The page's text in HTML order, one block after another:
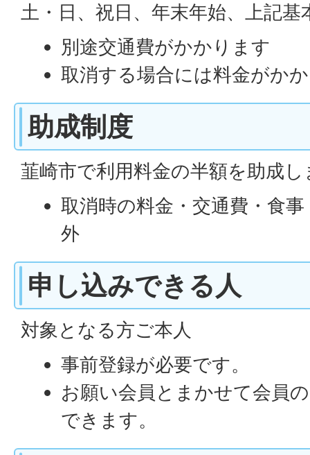
土・日、祝日、年末年始、上記
別途交通費がかかります
取消する場合には料金がか
助成制度
韮崎市で利用料金の半額を助成し
取消時の料金・交通費・食
外
申し込みできる人
対象となる方ご本人
事前登録が必要です。
お願い会員とまかせて会員
できます。